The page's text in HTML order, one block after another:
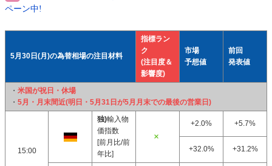
ペーン中!
5月30日(月)の為替相場の注目材料
指標ラン
ク
(注目度＆
影響度)
市場
予想値
前回
発表値
・ 米国が祝日・休場
・ 5月・月末間近(明日・5月31日が5月月末での最後の営業日)
15:00
独)輸入物
価指数
[前月比/前
年比]
+2.0% +5.7%
+32.0% +31.2%